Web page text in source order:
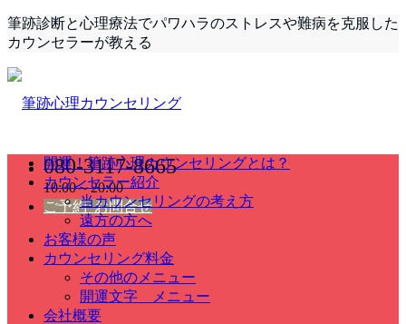
筆跡診断と心理療法でパワハラのストレスや難病を克服した
カウンセラーが教える
080-3117-8665
10:00～20:00
ご予約･お問合せ
開運！筆跡心理カウンセリングとは？
カウンセラー紹介
当カウンセリングの考え方
遠方の方へ
お客様の声
カウンセリング料金
その他のメニュー
開運文字 メニュー
会社概要